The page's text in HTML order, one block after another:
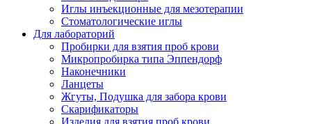
Иглы инъекционные для мезотерапии
Стоматологические иглы
Для лабораторий
Пробирки для взятия проб крови
Микропробирка типа Эппендорф
Наконечники
Ланцеты
Жгуты, Подушка для забора крови
Скарификаторы
Изделия для взятия проб крови